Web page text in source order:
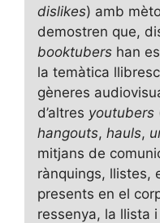
dislikes) amb
demostren que,
booktubershan
la temàtica
gèneres
d’altres youtubers
hangouts, hauls,
mitjans de
rànquings, llistes,
presents en el
ressenya, la llista i